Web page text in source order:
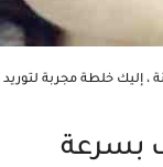
، إليك خلطة مجربة
بسرعة